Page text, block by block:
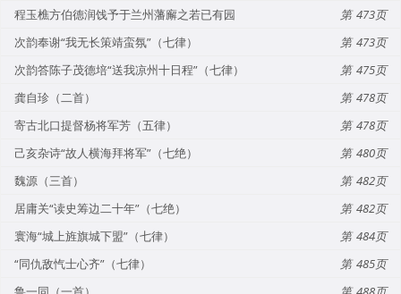
程玉樵方伯德润饯予于兰州藩廨之若已有园
473
次韵奉谢“我无长策靖蛮氛”（七律）
473
次韵答陈子茂德培“送我凉州十日程”（七律）
475
龚自珍（二首）
478
寄古北口提督杨将军芳（五律）
478
己亥杂诗“故人横海拜将军”（七绝）
480
魏源（三首）
482
居庸关“读史筹边二十年”（七绝）
482
寰海“城上旌旗城下盟”（七律）
484
“同仇敌忾士心齐”（七律）
485